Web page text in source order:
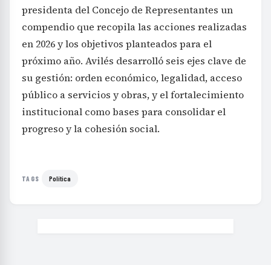
presidenta del Concejo de Representantes un
compendio que recopila las acciones realizadas
en 2026 y los objetivos planteados para el
próximo año. Avilés desarrolló seis ejes clave de
su gestión: orden económico, legalidad, acceso
público a servicios y obras, y el fortalecimiento
institucional como bases para consolidar el
progreso y la cohesión social.
TAGS Política